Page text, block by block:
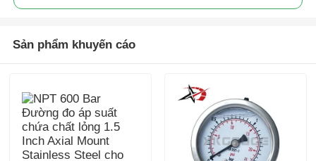
Sản phẩm khuyến cáo